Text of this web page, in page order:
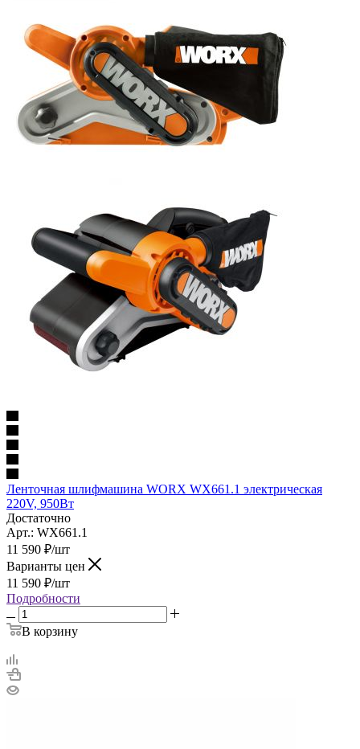
Ленточная шлифмашина WORX WX661.1 электрическая
220V, 950Вт
Достаточно
Арт.: WX661.1
11 590 ₽/шт
Варианты цен
11 590 ₽/шт
Подробности
В корзину